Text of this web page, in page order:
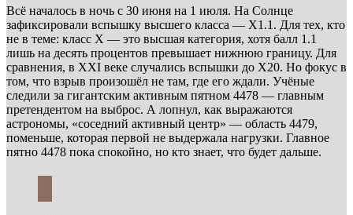
Всё началось в ночь с 30 июня на 1 июля. На Солнце
зафиксировали вспышку высшего класса — X1.1. Для тех, кто
не в теме: класс X — это высшая категория, хотя балл 1.1
лишь на десять процентов превышает нижнюю границу. Для
сравнения, в XXI веке случались вспышки до X20. Но фокус в
том, что взрыв произошёл не там, где его ждали. Учёные
следили за гигантским активным пятном 4478 — главным
претендентом на выброс. А лопнул, как выражаются
астрономы, «соседний активный центр» — область 4479,
поменьше, которая первой не выдержала нагрузки. Главное
пятно 4478 пока спокойно, но кто знает, что будет дальше.